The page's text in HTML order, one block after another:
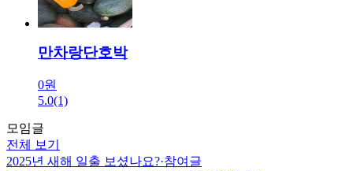
만차랑단호박
0원
5.0(1)
모임글
전체 보기
2025년 새해 일출 보셨나요?·참여글